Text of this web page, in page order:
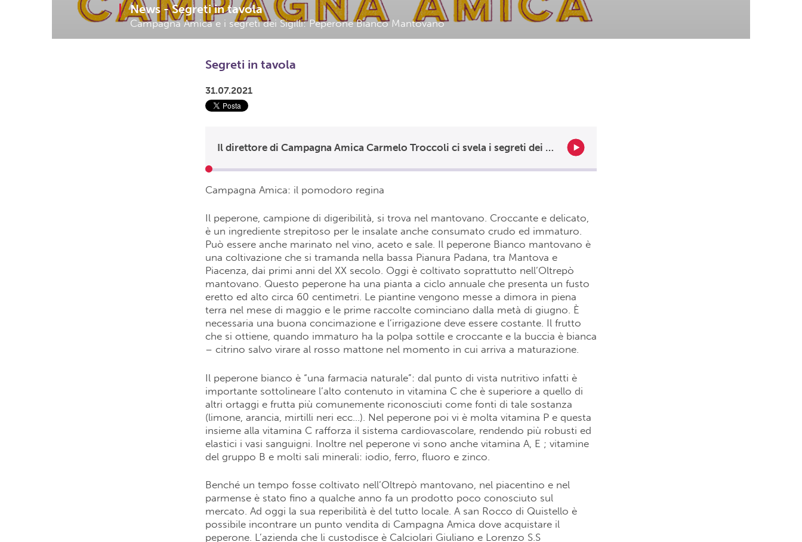
News -Segreti in tavola
Campagna Amica e i segreti dei Sigilli: Peperone Bianco Mantovano
Segreti in tavola
31.07.2021
Il direttore di Campagna Amica Carmelo Troccoli ci svela i segreti dei Sigilli: Peperone Bianco Mantovano
Campagna Amica: il pomodoro regina
Il peperone, campione di digeribilità, si trova nel mantovano. Croccante e delicato,
è un ingrediente strepitoso per le insalate anche consumato crudo ed immaturo.
Può essere anche marinato nel vino, aceto e sale. Il peperone Bianco mantovano è
una coltivazione che si tramanda nella bassa Pianura Padana, tra Mantova e
Piacenza, dai primi anni del XX secolo. Oggi è coltivato soprattutto nell’Oltrepò
mantovano. Questo peperone ha una pianta a ciclo annuale che presenta un fusto
eretto ed alto circa 60 centimetri. Le piantine vengono messe a dimora in piena
terra nel mese di maggio e le prime raccolte cominciano dalla metà di giugno. È
necessaria una buona concimazione e l’irrigazione deve essere costante. Il frutto
che si ottiene, quando immaturo ha la polpa sottile e croccante e la buccia è bianca
– citrino salvo virare al rosso mattone nel momento in cui arriva a maturazione.
Il peperone bianco è “una farmacia naturale”: dal punto di vista nutritivo infatti è
importante sottolineare l’alto contenuto in vitamina C che è superiore a quello di
altri ortaggi e frutta più comunemente riconosciuti come fonti di tale sostanza
(limone, arancia, mirtilli neri ecc…). Nel peperone poi vi è molta vitamina P e questa
insieme alla vitamina C rafforza il sistema cardiovascolare, rendendo più robusti ed
elastici i vasi sanguigni. Inoltre nel peperone vi sono anche vitamina A, E ; vitamine
del gruppo B e molti sali minerali: iodio, ferro, fluoro e zinco.
Benché un tempo fosse coltivato nell’Oltrepò mantovano, nel piacentino e nel
parmense è stato fino a qualche anno fa un prodotto poco conosciuto sul
mercato. Ad oggi la sua reperibilità è del tutto locale. A san Rocco di Quistello è
possibile incontrare un punto vendita di Campagna Amica dove acquistare il
peperone. L’azienda che li custodisce è Calciolari Giuliano e Lorenzo S.S